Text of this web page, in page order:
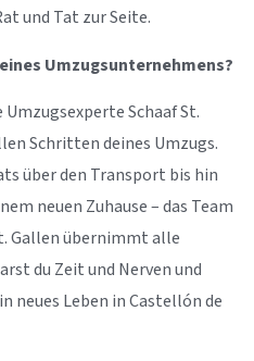
und Tat zur Seite.
Umzugsunternehmens?
Schaaf St.
Schritten deines Umzugs.
über den Transport bis hin
neuen Zuhause – das Team
Gallen übernimmt alle
du Zeit und Nerven und
neues Leben in Castellón de